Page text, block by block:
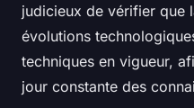
judicieux de vérifier que
évolutions
techniques en vigueur,
jour constante des